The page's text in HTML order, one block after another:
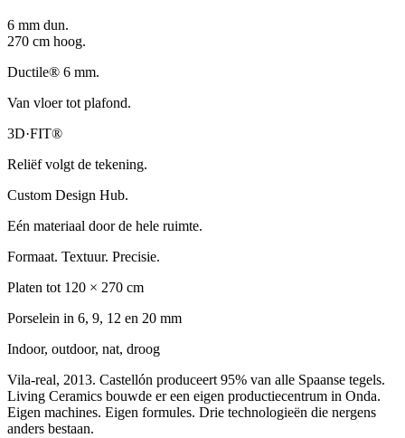
6 mm dun.
270 cm hoog.
Ductile® 6 mm.
Van vloer tot plafond.
3D·FIT®
Reliëf volgt de tekening.
Custom Design Hub.
Eén materiaal door de hele ruimte.
Formaat. Textuur. Precisie.
Platen tot 120 × 270 cm
Porselein in 6, 9, 12 en 20 mm
Indoor, outdoor, nat, droog
Vila-real, 2013. Castellón produceert 95% van alle Spaanse tegels.
Living Ceramics bouwde er een eigen productiecentrum in Onda.
Eigen machines. Eigen formules. Drie technologieën die nergens
anders bestaan.